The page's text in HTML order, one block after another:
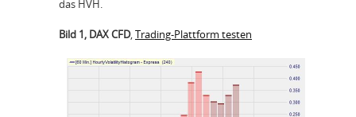
das HVH.
Bild 1, DAX CFD,Trading-Plattform testen